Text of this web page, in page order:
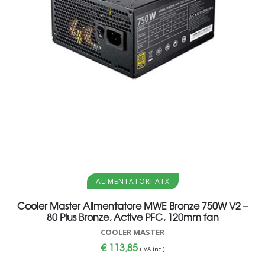
Aggiungi al carrello
ALIMENTATORI ATX
Cooler Master Alimentatore MWE Bronze 750W V2 –
80 Plus Bronze, Active PFC, 120mm fan
COOLER MASTER
€113,85 (IVA inc.)